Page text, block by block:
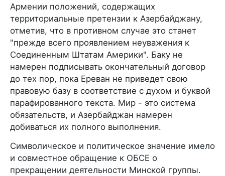
Армении положений, содержащих
территориальные претензии к Азербайджану,
отметив, что в противном случае это станет
"прежде всего проявлением неуважения к
Соединенным Штатам Америки". Баку не
намерен подписывать окончательный договор
до тех пор, пока Ереван не приведет свою
правовую базу в соответствие с духом и буквой
парафированного текста. Мир - это система
обязательств, и Азербайджан намерен
добиваться их полного выполнения.
Символическое и политическое значение имело
и совместное обращение к ОБСЕ о
прекращении деятельности Минской группы.